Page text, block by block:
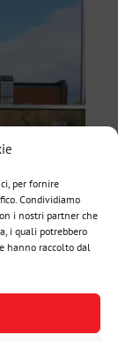
per fornire
Condividiamo
i nostri partner che
i quali potrebbero
hanno raccolto dal